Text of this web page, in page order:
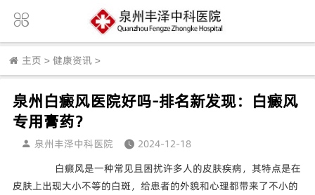
主页 > 健康资讯 >
泉州白癜风医院好吗-排名新发现：白癜风
专用膏药？
泉州丰泽中科医院
2024-12-18
白癜风是一种常见且困扰许多人的皮肤疾病，其特点是在
皮肤上出现大小不等的白斑，给患者的外貌和心理都带来了不小的